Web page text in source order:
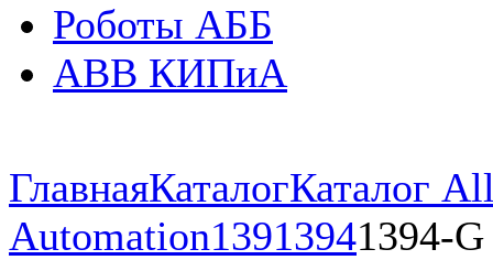
Роботы АББ
ABB КИПиА
ГлавнаяКаталогКаталог
Automation13913941394-G